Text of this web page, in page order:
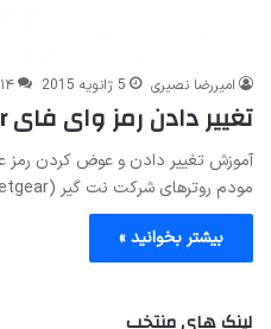
امیررضا نصیری 5 ژانویه 2015 ۱۴
تغییر دادن رمز وای فای Netgear
مودم روترهای شرکت نت گیر (Netgear)…
بیشتر بخوانید »
لینک های منتخب